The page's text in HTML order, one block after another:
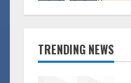
TRENDING NEWS
1